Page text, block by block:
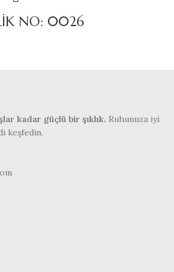
NO: 0026
kadar güçlü bir şıklık. Ruhunuza iyi
keşfedin.